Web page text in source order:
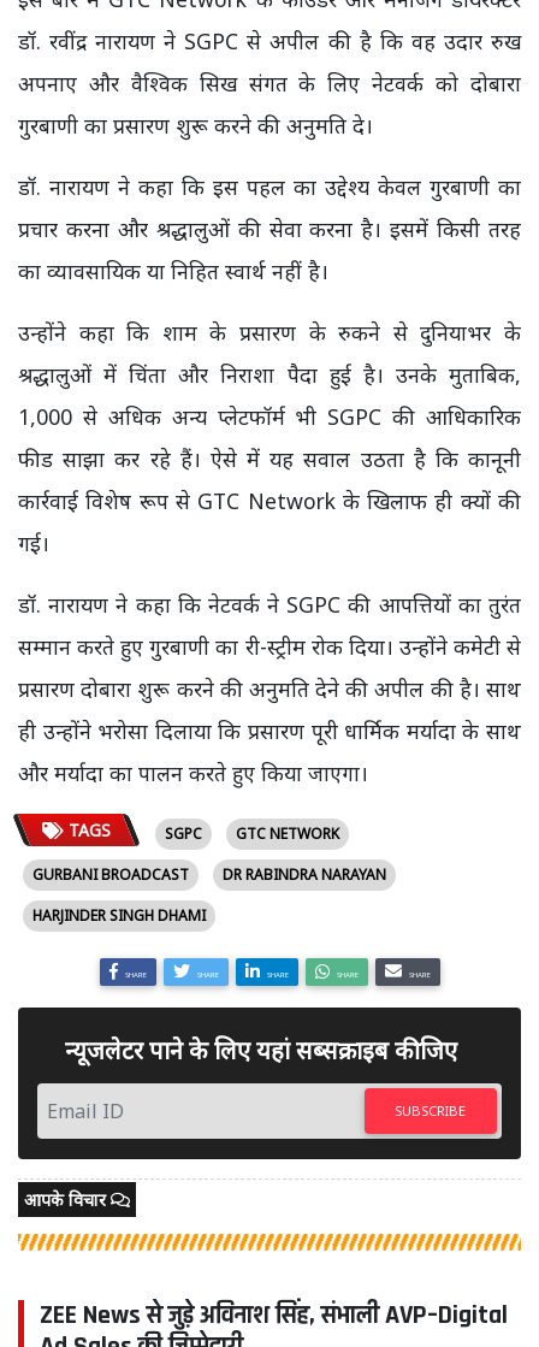
डॉ. रवींद्र नारायण ने SGPC से अपील की है कि वह उदार रुख
अपनाए और वैश्विक सिख संगत के लिए नेटवर्क को दोबारा
गुरबाणी का प्रसारण शुरू करने की अनुमति दे।
डॉ. नारायण ने कहा कि इस पहल का उद्देश्य केवल गुरबाणी का
प्रचार करना और श्रद्धालुओं की सेवा करना है। इसमें किसी तरह
का व्यावसायिक या निहित स्वार्थ नहीं है।
उन्होंने कहा कि शाम के प्रसारण के रुकने से दुनियाभर के
श्रद्धालुओं में चिंता और निराशा पैदा हुई है। उनके मुताबिक,
1,000 से अधिक अन्य प्लेटफॉर्म भी SGPC की आधिकारिक
फीड साझा कर रहे हैं। ऐसे में यह सवाल उठता है कि कानूनी
कार्रवाई विशेष रूप से GTC Network के खिलाफ ही क्यों की
गई।
डॉ. नारायण ने कहा कि नेटवर्क ने SGPC की आपत्तियों का तुरंत
सम्मान करते हुए गुरबाणी का री-स्ट्रीम रोक दिया। उन्होंने कमेटी से
प्रसारण दोबारा शुरू करने की अनुमति देने की अपील की है। साथ
ही उन्होंने भरोसा दिलाया कि प्रसारण पूरी धार्मिक मर्यादा के साथ
और मर्यादा का पालन करते हुए किया जाएगा।
TAGS SGPC
GTC NETWORK
GURBANI BROADCAST
DR RABINDRA NARAYAN
HARJINDER SINGH DHAMI
SHARE SHARE SHARE SHARE SHARE
न्यूजलेटर पाने के लिए यहां सब्सक्राइब कीजिए
SUBSCRIBE
आपके विचार
ZEE News से जुड़े अविनाश सिंह, संभाली AVP–Digital